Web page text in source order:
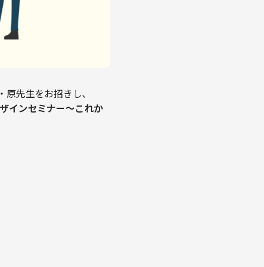
先生をお招きし、
インセミナー〜これか